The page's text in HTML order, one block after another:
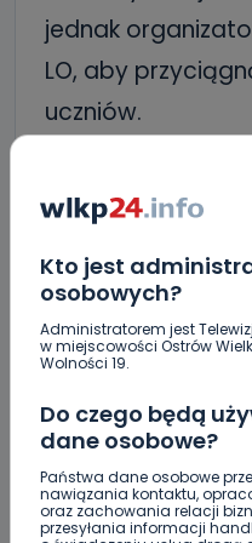
Kto jest
osobowych?
Administratorem jest
w miejscowości Ostrów
Wolności 19.
Do czego będą
dane osobowe?
Państwa dane osobowe
nawiązania kontaktu,
oraz zachowania relacji
przesyłania informacji
jednak
LO, aby
uczniów.
zaplanowano na
Początek o 11:00.
Kalisz
Miejska Biblioteka
także zaprasza
„Kordiana” już 7
11:00 pod Basztą